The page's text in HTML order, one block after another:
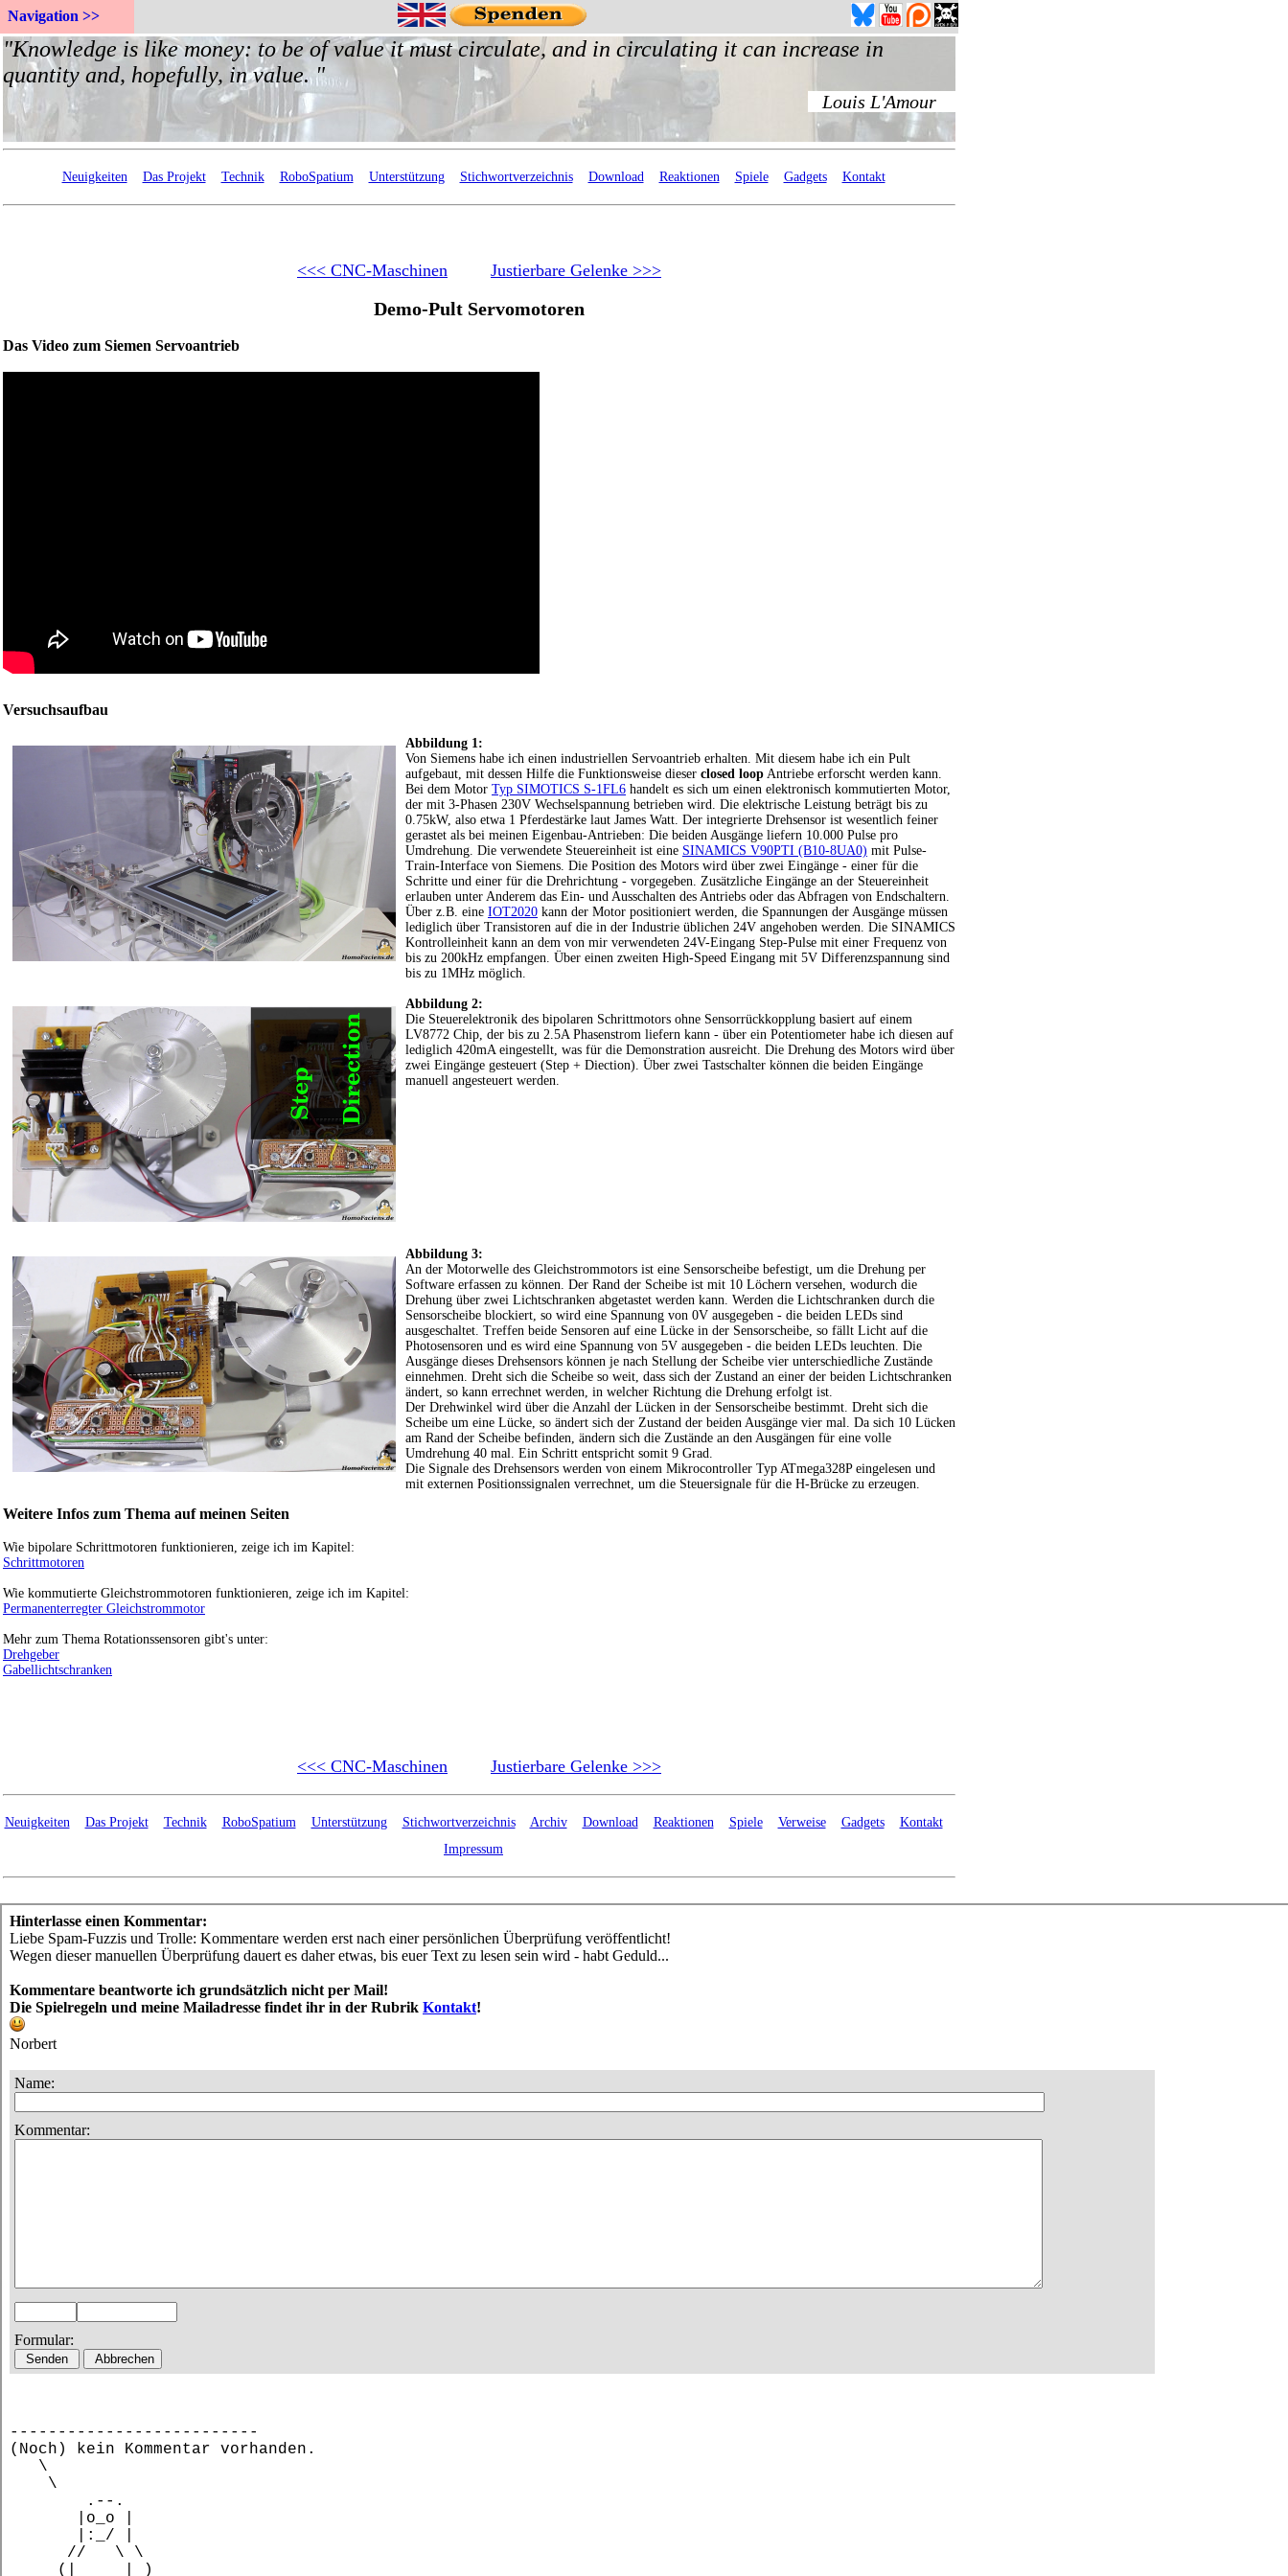
Navigation >>
Neuigkeiten Das Projekt Technik RoboSpatium Unterstützung Stichwortverzeichnis Download Reaktionen Spiele Gadgets Kontakt
<<< CNC-Maschinen Justierbare Gelenke >>>
Demo-Pult Servomotoren
Das Video zum Siemen Servoantrieb
Versuchsaufbau
Abbildung 1:
Von Siemens habe ich einen industriellen Servoantrieb erhalten. Mit diesem habe ich ein Pult
aufgebaut, mit dessen Hilfe die Funktionsweise dieser closed loop Antriebe erforscht werden kann.
Bei dem Motor Typ SIMOTICS S-1FL6 handelt es sich um einen elektronisch kommutierten Motor,
der mit 3-Phasen 230V Wechselspannung betrieben wird. Die elektrische Leistung beträgt bis zu
0.75kW, also etwa 1 Pferdestärke laut James Watt. Der integrierte Drehsensor ist wesentlich feiner
gerastet als bei meinen Eigenbau-Antrieben: Die beiden Ausgänge liefern 10.000 Pulse pro
Umdrehung. Die verwendete Steuereinheit ist eine SINAMICS V90PTI (B10-8UA0) mit Pulse-
Train-Interface von Siemens. Die Position des Motors wird über zwei Eingänge - einer für die
Schritte und einer für die Drehrichtung - vorgegeben. Zusätzliche Eingänge an der Steuereinheit
erlauben unter Anderem das Ein- und Ausschalten des Antriebs oder das Abfragen von Endschaltern.
Über z.B. eine IOT2020 kann der Motor positioniert werden, die Spannungen der Ausgänge müssen
lediglich über Transistoren auf die in der Industrie üblichen 24V angehoben werden. Die SINAMICS
Kontrolleinheit kann an dem von mir verwendeten 24V-Eingang Step-Pulse mit einer Frequenz von
bis zu 200kHz empfangen. Über einen zweiten High-Speed Eingang mit 5V Differenzspannung sind
bis zu 1MHz möglich.
Abbildung 2:
Die Steuerelektronik des bipolaren Schrittmotors ohne Sensorrückkopplung basiert auf einem
LV8772 Chip, der bis zu 2.5A Phasenstrom liefern kann - über ein Potentiometer habe ich diesen auf
lediglich 420mA eingestellt, was für die Demonstration ausreicht. Die Drehung des Motors wird über
zwei Eingänge gesteuert (Step + Diection). Über zwei Tastschalter können die beiden Eingänge
manuell angesteuert werden.
Abbildung 3:
An der Motorwelle des Gleichstrommotors ist eine Sensorscheibe befestigt, um die Drehung per
Software erfassen zu können. Der Rand der Scheibe ist mit 10 Löchern versehen, wodurch die
Drehung über zwei Lichtschranken abgetastet werden kann. Werden die Lichtschranken durch die
Sensorscheibe blockiert, so wird eine Spannung von 0V ausgegeben - die beiden LEDs sind
ausgeschaltet. Treffen beide Sensoren auf eine Lücke in der Sensorscheibe, so fällt Licht auf die
Photosensoren und es wird eine Spannung von 5V ausgegeben - die beiden LEDs leuchten. Die
Ausgänge dieses Drehsensors können je nach Stellung der Scheibe vier unterschiedliche Zustände
einnehmen. Dreht sich die Scheibe so weit, dass sich der Zustand an einer der beiden Lichtschranken
ändert, so kann errechnet werden, in welcher Richtung die Drehung erfolgt ist.
Der Drehwinkel wird über die Anzahl der Lücken in der Sensorscheibe bestimmt. Dreht sich die
Scheibe um eine Lücke, so ändert sich der Zustand der beiden Ausgänge vier mal. Da sich 10 Lücken
am Rand der Scheibe befinden, ändern sich die Zustände an den Ausgängen für eine volle
Umdrehung 40 mal. Ein Schritt entspricht somit 9 Grad.
Die Signale des Drehsensors werden von einem Mikrocontroller Typ ATmega328P eingelesen und
mit externen Positionssignalen verrechnet, um die Steuersignale für die H-Brücke zu erzeugen.
Weitere Infos zum Thema auf meinen Seiten
Wie bipolare Schrittmotoren funktionieren, zeige ich im Kapitel:
Schrittmotoren
Wie kommutierte Gleichstrommotoren funktionieren, zeige ich im Kapitel:
Permanenterregter Gleichstrommotor
Mehr zum Thema Rotationssensoren gibt's unter:
Drehgeber
Gabellichtschranken
<<< CNC-Maschinen Justierbare Gelenke >>>
Neuigkeiten Das Projekt Technik RoboSpatium Unterstützung Stichwortverzeichnis Archiv Download Reaktionen Spiele Verweise Gadgets
Kontakt
Impressum